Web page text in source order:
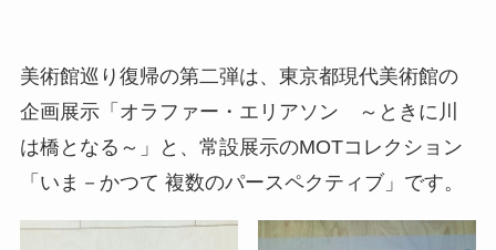
美術館巡り復帰の第二弾は、東京都現代美術館の
企画展示「オラファー・エリアソン ～ときに川
は橋となる～」と、常設展示のMOTコレクション
「いま－かつて 複数のパースペクティブ」です。